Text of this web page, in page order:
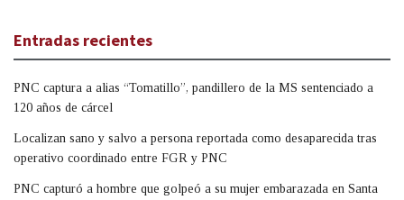
Entradas recientes
PNC captura a alias “Tomatillo”, pandillero de la MS sentenciado a
120 años de cárcel
Localizan sano y salvo a persona reportada como desaparecida tras
operativo coordinado entre FGR y PNC
PNC capturó a hombre que golpeó a su mujer embarazada en Santa